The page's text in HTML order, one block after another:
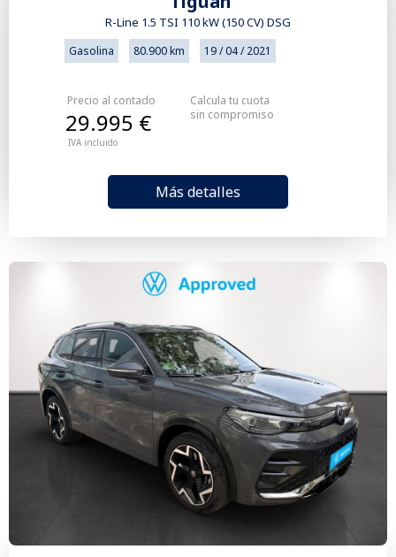
R-Line 1.5 TSI 110 kW (150 CV) DSG
Gasolina 80.900 km 19 / 04 / 2021
Precio al contado
IVA incluido
29.995 €
Más detalles
Calcula tu cuota
sin compromiso